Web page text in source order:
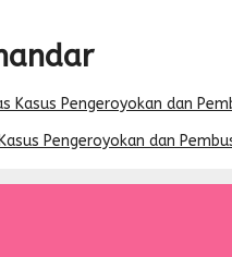
Pengeroyokan dan